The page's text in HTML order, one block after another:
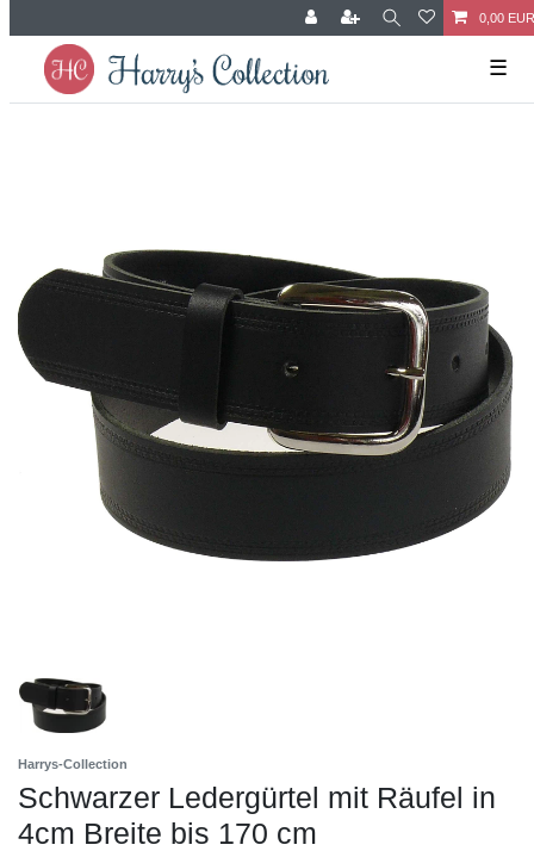
0,00 EUR
☰
Harrys-Collection
Schwarzer Ledergürtel mit Räufel in
4cm Breite bis 170 cm